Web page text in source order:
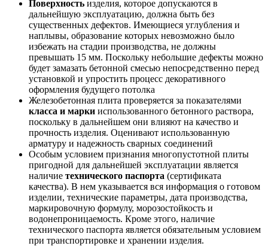
Поверхность изделия, которое допускаются в
дальнейшую эксплуатацию, должна быть без
существенных дефектов. Имеющиеся углубления и
наплывы, образование которых невозможно было
избежать на стадии производства, не должны
превышать 15 мм. Поскольку небольшие дефекты можно
будет замазать бетонной смесью непосредственно перед
установкой и упростить процесс декоративного
оформления будущего потолка
Железобетонная плита проверяется за показателями
класса и марки использованного бетонного раствора,
поскольку в дальнейшем они влияют на качество и
прочность изделия. Оценивают использованную
арматуру и надежность сварных соединений
Особым условием признания многопустотной плиты
пригодной для дальнейшей эксплуатации является
наличие технического паспорта (сертификата
качества). В нем указывается вся информация о готовом
изделии, технические параметры, дата производства,
маркировочную формулу, морозостойкость и
водонепроницаемость. Кроме этого, наличие
технического паспорта является обязательным условием
при транспортировке и хранении изделия.